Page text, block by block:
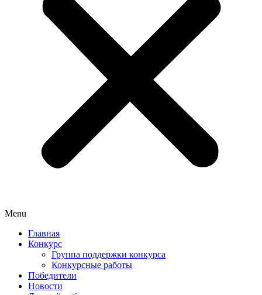
Menu
Главная
Конкурс
Группа поддержки конкурса
Конкурсные работы
Победители
Новости